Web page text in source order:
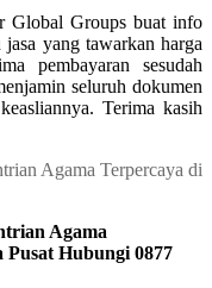
Global Groups buat info
yang tawarkan harga
pembayaran sesudah
seluruh dokumen
Terima kasih
Agama
Hubungi 0877